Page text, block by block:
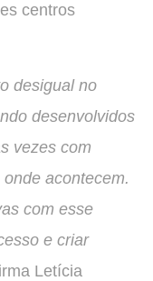
centros
desigual no
desenvolvidos
vezes com
acontecem.
com esse
e criar
Letícia